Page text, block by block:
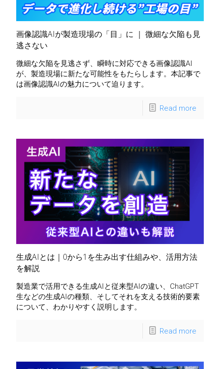
画像認識AIが製造現場の「目」に ｜ 微細な欠陥も見
逃さない
微細な欠陥を見逃さず、瞬時に対応できる画像認識AI
が、製造現場に新たな可能性をもたらします。本記事で
は画像認識AIの魅力について迫ります。
Read more
生成AIとは｜0から1を生み出す仕組みや、活用方法
を解説
製造業で活用できる生成AIと従来型AIの違い、ChatGPT
生などの生成AIの種類、そしてそれを支える技術的要素
について、わかりやすく説明します。
Read more